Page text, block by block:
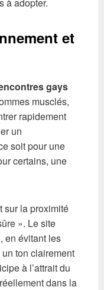
et
gays
musclés,
rapidement
un
soit pour une
certains, une
sur la proximité
». Le site
en évitant les
ton clairement
à l’attrait du
dans la